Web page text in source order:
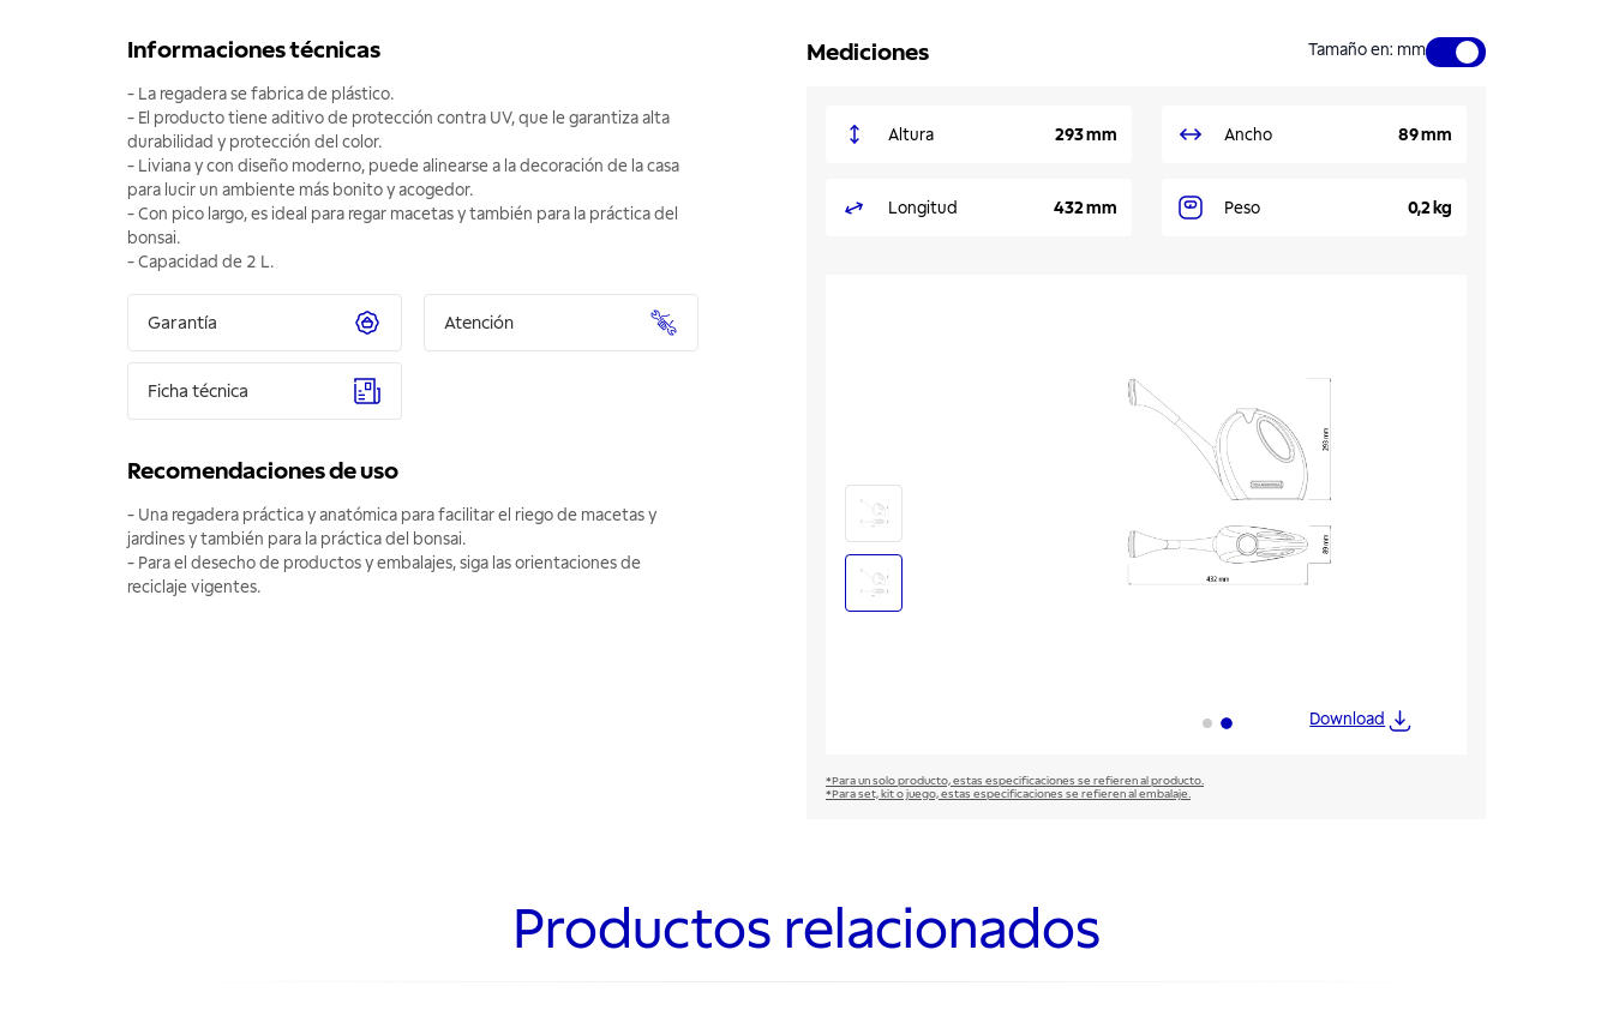
Informaciones técnicas
- La regadera se fabrica de plástico.
- El producto tiene aditivo de protección contra UV, que le garantiza alta
durabilidad y protección del color.
- Liviana y con diseño moderno, puede alinearse a la decoración de la casa
para lucir un ambiente más bonito y acogedor.
- Con pico largo, es ideal para regar macetas y también para la práctica del
bonsai.
- Capacidad de 2 L.
Garantía Atención
Ficha técnica
Recomendaciones de uso
- Una regadera práctica y anatómica para facilitar el riego de macetas y
jardines y también para la práctica del bonsai.
- Para el desecho de productos y embalajes, siga las orientaciones de
reciclaje vigentes.
Mediciones Tamaño en: mm
Altura 293 mm Ancho 89 mm
Longitud 432 mm Peso 0,2 kg
Download
*Para un solo producto, estas especificaciones se refieren al producto.
*Para set, kit o juego, estas especificaciones se refieren al embalaje.
Productos relacionados